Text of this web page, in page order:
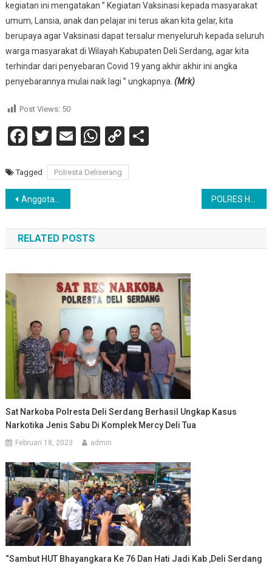
kegiatan ini mengatakan ” Kegiatan Vaksinasi kepada masyarakat
umum, Lansia, anak dan pelajar ini terus akan kita gelar, kita
berupaya agar Vaksinasi dapat tersalur menyeluruh kepada seluruh
warga masyarakat di Wilayah Kabupaten Deli Serdang, agar kita
terhindar dari penyebaran Covid 19 yang akhir akhir ini angka
penyebarannya mulai naik lagi ” ungkapnya. (Mrk)
Post Views: 50
Facebook
Twitter
EmailWhatsApp
Copy
Tagged Polresta Deliserang
Navigasi
pos
Anggota DPD RI Iskandar Batubara, Kunjungi Lapas Kelas IIA Pematang Siantar POLRES HUMBAHAS PERINGATI ISRA MI’RAJ 1443 H /2022 M DI MASJID RAYA DOLOKSANGGUL, SANTUNI PULUHAN ANAK YATIM
RELATED POSTS
Sat Narkoba Polresta Deli Serdang Berhasil Ungkap Kasus
Narkotika Jenis Sabu Di Komplek Mercy Deli Tua
Februari 18, 2023 admin
“Sambut HUT Bhayangkara Ke 76 Dan Hati Jadi Kab ,Deli Serdang